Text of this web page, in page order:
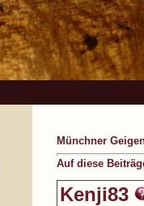
Münchner
Auf diese
Kenji83